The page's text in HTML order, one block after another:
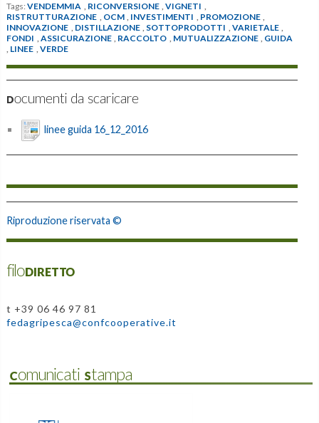
Tags: VENDEMMIA , RICONVERSIONE ,VIGNETI ,
RISTRUTTURAZIONE , OCM , INVESTIMENTI , PROMOZIONE ,
INNOVAZIONE , DISTILLAZIONE , SOTTOPRODOTTI , VARIETALE ,
FONDI , ASSICURAZIONE , RACCOLTO , MUTUALIZZAZIONE , GUIDA
, LINEE , VERDE
Documenti da scaricare
linee guida 16_12_2016
Riproduzione riservata ©
filoDIRETTO
t +39 06 46 97 81
fedagripesca@confcooperative.it
Comunicati Stampa